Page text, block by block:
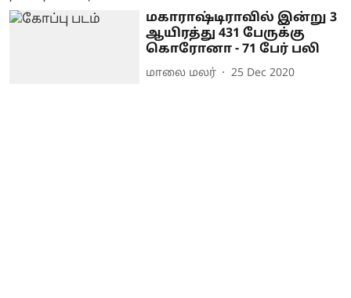
மகாராஷ்டிராவில் இன்று 3
ஆயிரத்து 431 பேருக்கு
கொரோனா - 71 பேர் பலி
மாலை மலர் 25 Dec 2020